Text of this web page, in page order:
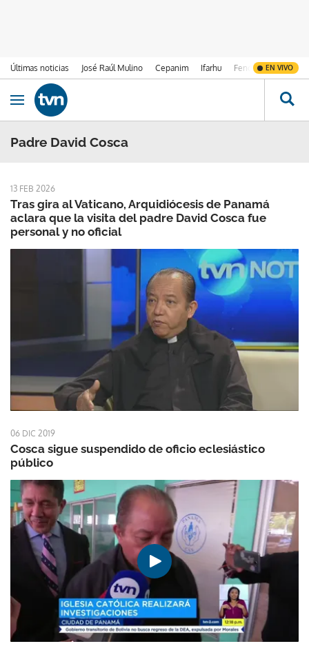
Últimas noticias José Raúl Mulino Cepanim Ifarhu Fenómeno de El
EN VIVO
Ir al contenido
Obrir navegació
Padre David Cosca
13 FEB 2026
Tras gira al Vaticano, Arquidiócesis de Panamá
aclara que la visita del padre David Cosca fue
personal y no oficial
06 DIC 2019
Cosca sigue suspendido de oficio eclesiástico
público